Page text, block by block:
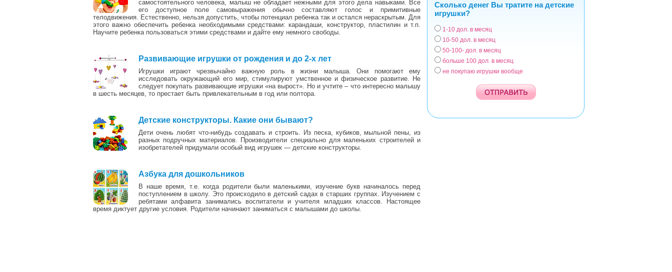
самостоятельного человека, малыш не обладает нежными для этого дела навыками. Все
его доступное поле самовыражения обычно составляют голос и примитивные
телодвижения. Естественно, нельзя допустить, чтобы потенциал ребенка так и остался нераскрытым. Для
этого важно обеспечить ребенка необходимыми средствами: карандаши, конструктор, пластилин и т.п.
Научите ребенка пользоваться этими средствами и дайте ему немного свободы.
Развивающие игрушки от рождения и до 2-х лет
Игрушки играют чрезвычайно важную роль в жизни малыша. Они помогают ему
исследовать окружающий его мир, стимулируют умственное и физическое развитие. Не
следует покупать развивающие игрушки «на вырост». Но и учтите – что интересно малышу
в шесть месяцев, то престает быть привлекательным в год или полтора.
Детские конструкторы. Какие они бывают?
Дети очень любят что-нибудь создавать и строить. Из песка, кубиков, мыльной пены, из
разных подручных материалов. Производители специально для маленьких строителей и
изобретателей придумали особый вид игрушек — детские конструкторы.
Азбука для дошкольников
В наше время, т.е. когда родители были маленькими, изучение букв начиналось перед
поступлением в школу. Это происходило в детский садах в старших группах. Изучением с
ребятами алфавита занимались воспитатели и учителя младших классов. Настоящее
время диктует другие условия. Родители начинают заниматься с малышами до школы.
Сколько денег Вы тратите на детские
игрушки?
Варианты
1-10 дол. в месяц
10-50 дол. в месяц
50-100- дол. в месяц
больше 100 дол. в месяц
не покупаю игрушки вообще